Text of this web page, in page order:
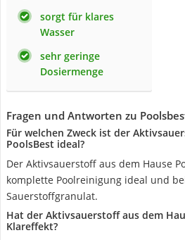
sorgt für klares
Wasser
sehr geringe
Dosiermenge
Fragen und Antworten zu
Für welchen Zweck ist der
PoolsBest ideal?
Der Aktivsauerstoff aus dem Hause
komplette Poolreinigung ideal und
Sauerstoffgranulat.
Hat der Aktivsauerstoff aus dem
Klareffekt?